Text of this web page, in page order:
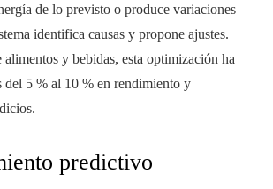
de lo previsto o produce variaciones
identifica causas y propone ajustes.
alimentos y bebidas, esta optimización ha
del 5 % al 10 % en rendimiento y
predictivo